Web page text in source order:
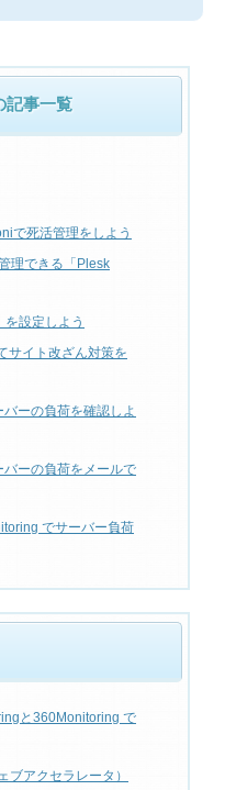
記事一覧
で死活管理をしよう
理できる「Plesk
設定しよう
サイト改ざん対策を
ーの負荷を確認しよ
ーの負荷をメールで
でサーバー負荷
と360Monitoring で
ブアクセラレータ）